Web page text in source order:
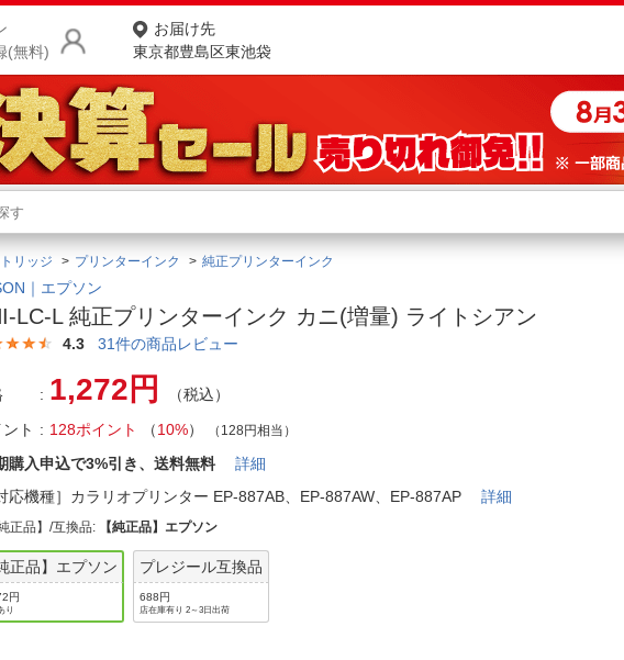
(無料)
お届け先
東京都豊島区東池袋
商品をさがす
ランキングからさがす
カテゴリ一覧からさがす
お客様サポート
ご利用ガイド
よくある質問・お問合せ
ご利用規約
店舗サービス
ネット取り置き
店舗情報・店舗一覧
法人窓口
リッジ プリンターインク 純正プリンターインク
｜エプソン
LC-L 純正プリンターインク カニ(増量) ライトシアン
4.3 31件の商品レビュー
1,272円
（税込）
ト
128ポイント （10%） （128円相当）
購入申込で3%引き、送料無料詳細
対応機種］カラリオプリンター EP-887AB、EP-887AW、EP-887AP詳細
純正品】/互換品: 【純正品】エプソン
正品】エプソン
円
り
プレジール互換品
688円
店在庫有り 2～3日出荷